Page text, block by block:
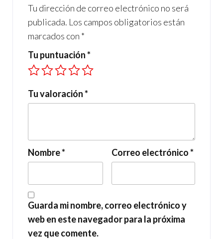
Tu dirección de correo electrónico no será
publicada. Los campos obligatorios están
marcados con *
Tu puntuación*
Tu valoración*
Nombre* Correo electrónico*
Guarda mi nombre, correo electrónico y
web en este navegador para la próxima
vez que comente.